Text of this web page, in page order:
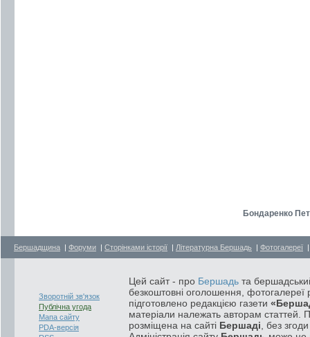
Бондаренко
Бершадщина | Форуми | Сторінками історії | Літературна Бершадь | Фотогалереї
Зворотній зв'язок
Публічна угода
Мапа сайту
PDA-версія
Цей сайт - про Бершадь та
безкоштовні оголошення, фотогалереї
підготовлено редакцією газети
матеріали належать авторам статтей.
розміщена на сайті Бершаді , без